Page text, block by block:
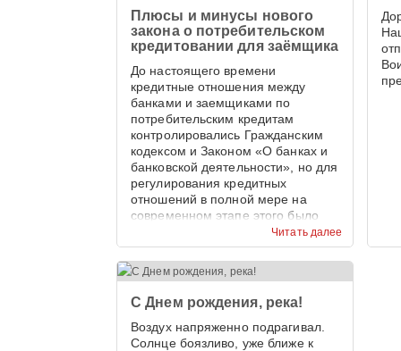
Читать далее
Плюсы и минусы нового
закона о потребительском
кредитовании для заёмщика
До настоящего времени
кредитные отношения между
банками и заемщиками по
потребительским кредитам
контролировались Гражданским
кодексом и Законом «О банках и
банковской деятельности», но для
регулирования кредитных
отношений в полной мере на
современном этапе этого было
С Днем рождения, река!
Воздух напряженно подрагивал.
Солнце боязливо, уже ближе к